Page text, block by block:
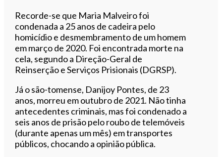
Recorde-se que Maria Malveiro foi
condenada a 25 anos de cadeira pelo
homicídio e desmembramento de um homem
em março de 2020. Foi encontrada morte na
cela, segundo a Direção-Geral de
Reinserção e Serviços Prisionais (DGRSP).
Já o são-tomense, Danijoy Pontes, de 23
anos, morreu em outubro de 2021. Não tinha
antecedentes criminais, mas foi condenado a
seis anos de prisão pelo roubo de telemóveis
(durante apenas um mês) em transportes
públicos, chocando a opinião pública.